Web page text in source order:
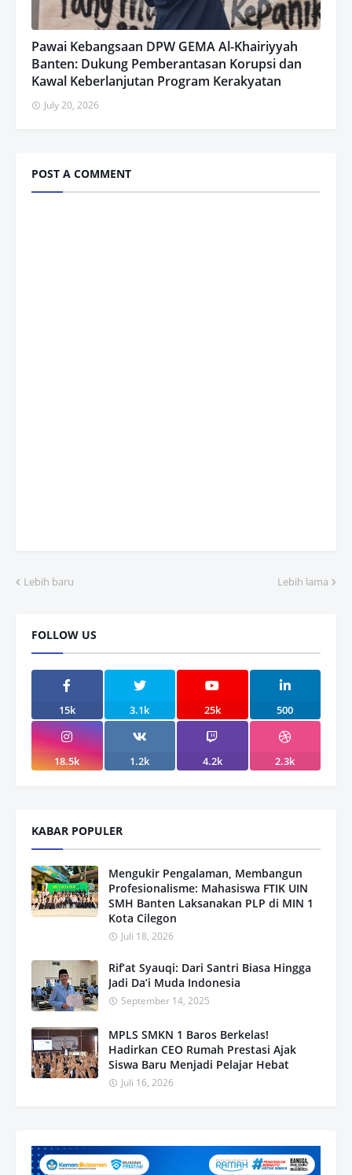
Pawai Kebangsaan DPW GEMA Al-Khairiyyah
Banten: Dukung Pemberantasan Korupsi dan
Kawal Keberlanjutan Program Kerakyatan
July 20, 2026
POST A COMMENT
Lebih baru Lebih lama
FOLLOW US
15k 3.1k 25k 500
18.5k 1.2k 4.2k 2.3k
KABAR POPULER
Mengukir Pengalaman, Membangun
Profesionalisme: Mahasiswa FTIK UIN
SMH Banten Laksanakan PLP di MIN 1
Kota Cilegon
Juli 18, 2026
Rif’at Syauqi: Dari Santri Biasa Hingga
Jadi Da’i Muda Indonesia
September 14, 2025
MPLS SMKN 1 Baros Berkelas!
Hadirkan CEO Rumah Prestasi Ajak
Siswa Baru Menjadi Pelajar Hebat
Juli 16, 2026